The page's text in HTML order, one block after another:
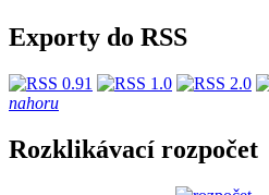
Exporty do RSS
nahoru
Rozklikávací rozpočet